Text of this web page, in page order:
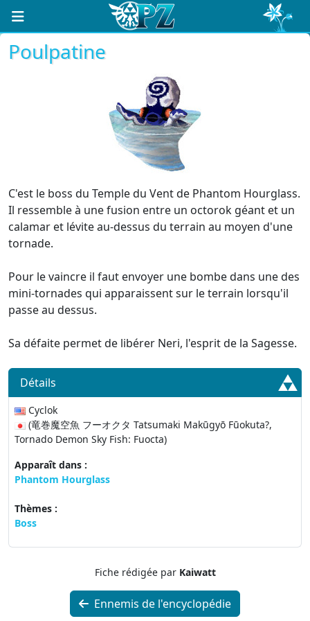
Poulpatine
C'est le boss du Temple du Vent de Phantom Hourglass.
Il ressemble à une fusion entre un octorok géant et un
calamar et lévite au-dessus du terrain au moyen d'une
tornade.
Pour le vaincre il faut envoyer une bombe dans une des
mini-tornades qui apparaissent sur le terrain lorsqu'il
passe au dessus.
Sa défaite permet de libérer Neri, l'esprit de la Sagesse.
Détails
Cyclok
(竜巻魔空魚 フーオクタ Tatsumaki Makūgyō Fūokuta?,
Tornado Demon Sky Fish: Fuocta)
Apparaît dans :
Phantom Hourglass
Thèmes :
Boss
Fiche rédigée par Kaiwatt
Ennemis de l'encyclopédie